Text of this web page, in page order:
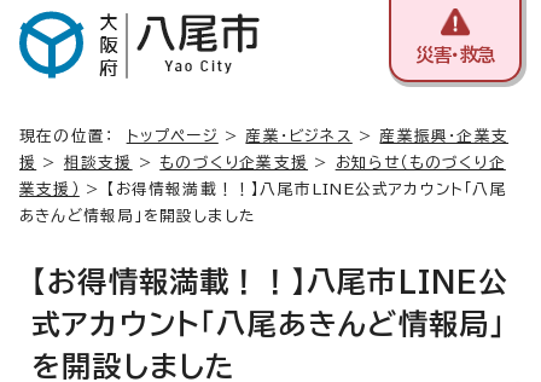
災害・救急
現在の位置： トップページ > 産業・ビジネス > 産業振興・企業支
援
> 相談支援 > ものづくり企業支援 >
お知らせ（ものづくり企
業支援）
> 【お得情報満載！！】八尾市LINE公式アカウント「八尾
あきんど情報局」を開設しました
【お得情報満載！！】八尾市LINE公
式アカウント「八尾あきんど情報局」
を開設しました